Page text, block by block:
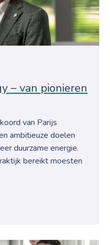
– van pionieren
van Parijs
ambitieuze doelen
duurzame energie.
bereikt moesten